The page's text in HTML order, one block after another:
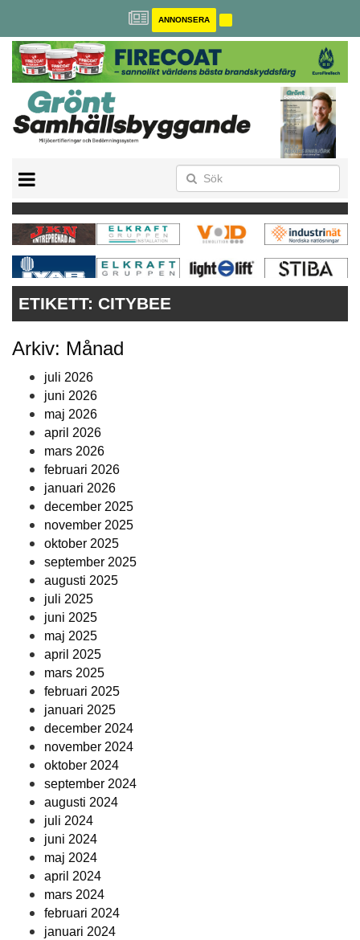
ANNONSERA
MILJÖBYGGNAD
NOLLCO2
CITYLAB
GREENBUILDING
ANNONSERA
ETIKETT: CITYBEE
Arkiv: Månad
juli 2026
juni 2026
maj 2026
april 2026
mars 2026
februari 2026
januari 2026
december 2025
november 2025
oktober 2025
september 2025
augusti 2025
juli 2025
juni 2025
maj 2025
april 2025
mars 2025
februari 2025
januari 2025
december 2024
november 2024
oktober 2024
september 2024
augusti 2024
juli 2024
juni 2024
maj 2024
april 2024
mars 2024
februari 2024
januari 2024